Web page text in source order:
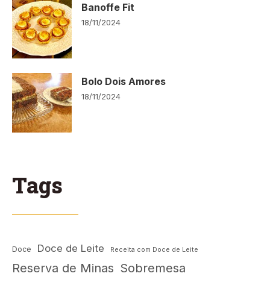
Banoffe Fit
18/11/2024
Bolo Dois Amores
18/11/2024
Tags
Doce Doce de Leite Receita com Doce de Leite
Reserva de Minas Sobremesa